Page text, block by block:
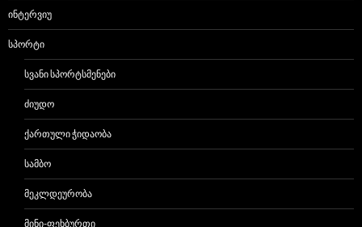
ᲘᲜᲢᲔᲠᲕᲘᲣ
ᲡᲞᲝᲠᲢᲘ
ᲡᲕᲐᲜᲘ ᲡᲞᲝᲠᲢᲡᲛᲔᲜᲔᲑᲘ
ᲫᲘᲣᲓᲝ
ᲥᲐᲠᲗᲣᲚᲘ ᲭᲘᲓᲐᲝᲑᲐ
ᲡᲐᲛᲑᲝ
ᲛᲔᲙᲚᲓᲔᲣᲠᲝᲑᲐ
ᲛᲘᲜᲘ-ᲤᲔᲮᲑᲣᲠᲗᲘ